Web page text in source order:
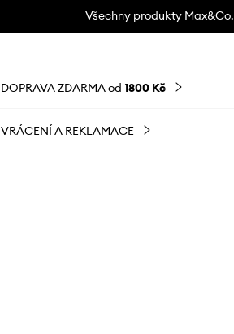
Všechny produkty Max&Co.
DOPRAVA ZDARMA od 1800 Kč
VRÁCENÍ A REKLAMACE